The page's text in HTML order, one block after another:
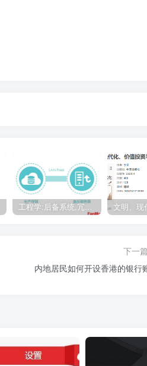
工程学:后备系统,冗余备份系统,冗余设计系统-芒格多学科思维模型
下一篇
内地居民如何开设香港的银行